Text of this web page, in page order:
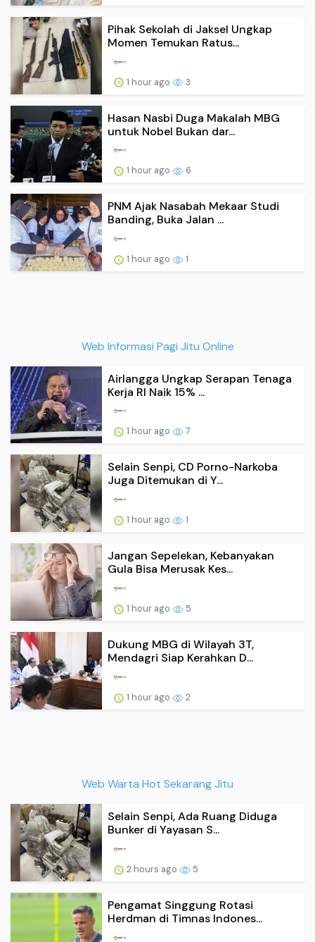
Pihak Sekolah di Jaksel Ungkap
Momen Temukan Ratus...
1 hour ago 3
Hasan Nasbi Duga Makalah MBG
untuk Nobel Bukan dar...
1 hour ago 6
PNM Ajak Nasabah Mekaar Studi
Banding, Buka Jalan ...
1 hour ago 1
Web Informasi Pagi Jitu Online
Airlangga Ungkap Serapan Tenaga
Kerja RI Naik 15% ...
1 hour ago 7
Selain Senpi, CD Porno-Narkoba
Juga Ditemukan di Y...
1 hour ago 1
Jangan Sepelekan, Kebanyakan
Gula Bisa Merusak Kes...
1 hour ago 5
Dukung MBG di Wilayah 3T,
Mendagri Siap Kerahkan D...
1 hour ago 2
Web Warta Hot Sekarang Jitu
Selain Senpi, Ada Ruang Diduga
Bunker di Yayasan S...
2 hours ago 5
Pengamat Singgung Rotasi
Herdman di Timnas Indones...